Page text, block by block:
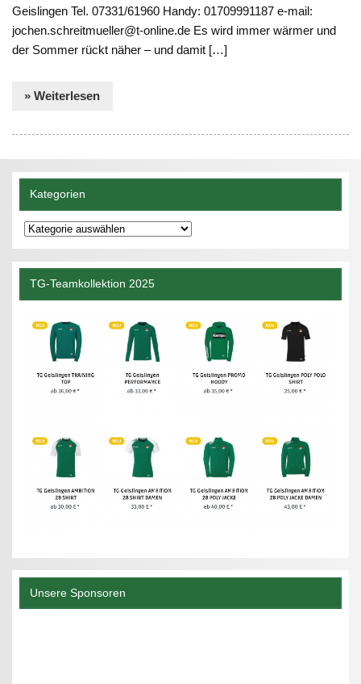
Geislingen Tel. 07331/61960 Handy: 01709991187 e-mail:
jochen.schreitmueller@t-online.de Es wird immer wärmer und
der Sommer rückt näher – und damit […]
» Weiterlesen
Kategorien
Kategorien
TG-Teamkollektion 2025
Unsere Sponsoren